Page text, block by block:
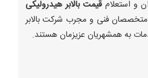
و استعلامقیمت بالابر هیدرولیکی
متخصصان فنی و مجرب شرکت بالابر
به همشهریان عزیزمان هستند.